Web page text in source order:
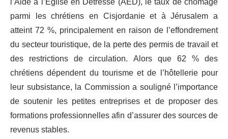
parmi les chrétiens en Cisjordanie et à Jérusalem a
atteint 72 %, principalement en raison de l’effondrement
du secteur touristique, de la perte des permis de travail et
des restrictions de circulation. Alors que 62 % des
chrétiens dépendent du tourisme et de l’hôtellerie pour
leur subsistance, la Commission a souligné l’importance
de soutenir les petites entreprises et de proposer des
formations professionnelles afin d’assurer des sources de
revenus stables.